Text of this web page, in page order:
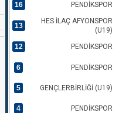
16 PENDİKSPOR
13
HES İLAÇ AFYONSPOR
(U19)
12
PENDİKSPOR
6 PENDİKSPOR
5 GENÇLERBİRLİĞİ (U19)
4 PENDİKSPOR